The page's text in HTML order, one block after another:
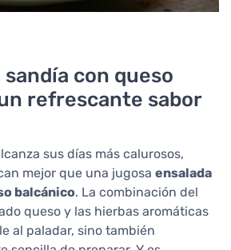
sandía con queso
refrescante sabor
sus días más calurosos,
mejor que una jugosa ensalada
balcánico. La combinación del
queso y las hierbas aromáticas
al paladar, sino también